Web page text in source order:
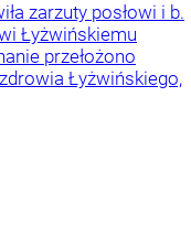
zarzuty posłowi i b.
Łyżwińskiemu
przełożono
Łyżwińskiego,